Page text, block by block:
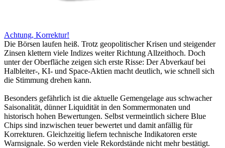
Achtung, Korrektur!
Die Börsen laufen heiß. Trotz geopolitischer Krisen und steigender
Zinsen klettern viele Indizes weiter Richtung Allzeithoch. Doch
unter der Oberfläche zeigen sich erste Risse: Der Abverkauf bei
Halbleiter-, KI- und Space-Aktien macht deutlich, wie schnell sich
die Stimmung drehen kann.
Besonders gefährlich ist die aktuelle Gemengelage aus schwacher
Saisonalität, dünner Liquidität in den Sommermonaten und
historisch hohen Bewertungen. Selbst vermeintlich sichere Blue
Chips sind inzwischen teuer bewertet und damit anfällig für
Korrekturen. Gleichzeitig liefern technische Indikatoren erste
Warnsignale. So werden viele Rekordstände nicht mehr bestätigt.